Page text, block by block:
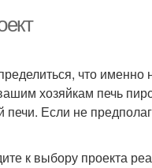
что
хозяйкам печь
Если не
к выбору проекта